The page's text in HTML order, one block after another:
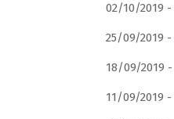
02/10/2019 -
25/09/2019 -
18/09/2019 -
11/09/2019 -